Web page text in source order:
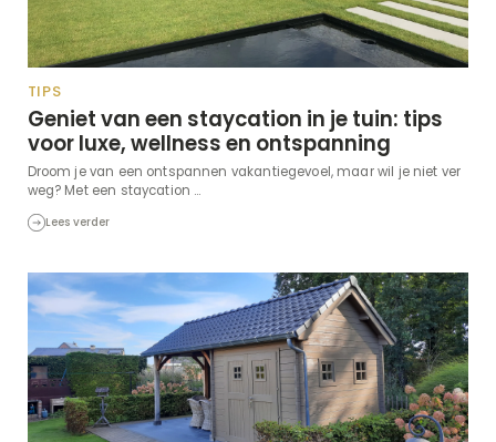
TIPS
Geniet van een staycation in je tuin: tips
voor luxe, wellness en ontspanning
Droom je van een ontspannen vakantiegevoel, maar wil je niet ver
weg? Met een staycation ...
Lees verder